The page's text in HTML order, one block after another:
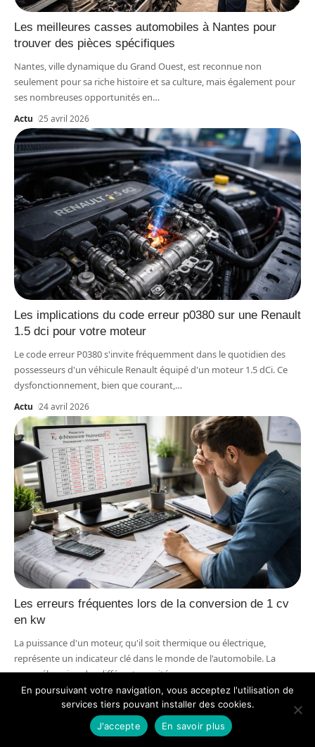
Les meilleures casses automobiles à Nantes pour
trouver des pièces spécifiques
Nantes, ville dynamique du Grand Ouest, est reconnue non
seulement pour sa riche histoire et sa culture, mais également pour
ses nombreuses opportunités en…
Actu 25 avril 2026
Les implications du code erreur p0380 sur une Renault
1.5 dci pour votre moteur
Le code erreur P0380 s'invite fréquemment dans le quotidien des
possesseurs d'un véhicule Renault équipé d'un moteur 1.5 dCi. Ce
dysfonctionnement, bien que courant,…
Actu 24 avril 2026
Les erreurs fréquentes lors de la conversion de 1 cv
en kw
La puissance d'un moteur, qu'il soit thermique ou électrique,
représente un indicateur clé dans le monde de l'automobile. La
compréhension des différentes unités comme…
Actu 24 avril 2026
En poursuivant votre navigation, vous acceptez l'utilisation de
services tiers pouvant installer des cookies.
J'accepte
En savoir plus